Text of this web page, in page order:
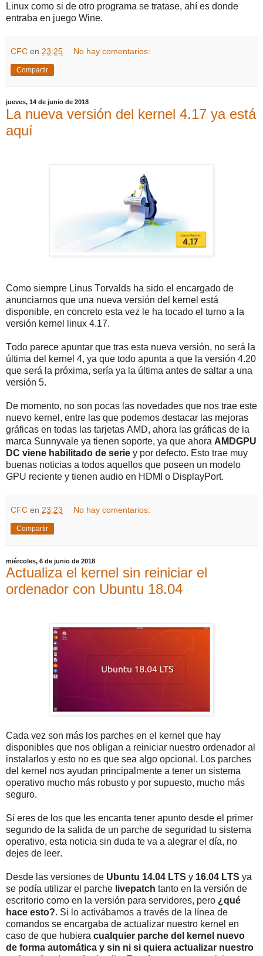
Linux como si de otro programa se tratase, ahí es donde
entraba en juego Wine.
CFC en 23:25 No hay comentarios:
Compartir
jueves, 14 de junio de 2018
La nueva versión del kernel 4.17 ya está
aquí
Como siempre Linus Torvalds ha sido el encargado de
anunciarnos que una nueva versión del kernel está
disponible, en concreto esta vez le ha tocado el turno a la
versión kernel linux 4.17.
Todo parece apuntar que tras esta nueva versión, no será la
última del kernel 4, ya que todo apunta a que la versión 4.20
que será la próxima, sería ya la última antes de saltar a una
versión 5.
De momento, no son pocas las novedades que nos trae este
nuevo kernel, entre las que podemos destacar las mejoras
gráficas en todas las tarjetas AMD, ahora las gráficas de la
marca Sunnyvale ya tienen soporte, ya que ahora AMDGPU
DC viene habilitado de serie y por defecto. Esto trae muy
buenas noticias a todos aquellos que poseen un modelo
GPU reciente y tienen audio en HDMI o DisplayPort.
CFC en 23:23 No hay comentarios:
Compartir
miércoles, 6 de junio de 2018
Actualiza el kernel sin reiniciar el
ordenador con Ubuntu 18.04
Cada vez son más los parches en el kernel que hay
disponibles que nos obligan a reiniciar nuestro ordenador al
instalarlos y esto no es que sea algo opcional. Los parches
del kernel nos ayudan principalmente a tener un sistema
operativo mucho más robusto y por supuesto, mucho más
seguro.
Si eres de los que les encanta tener apunto desde el primer
segundo de la salida de un parche de seguridad tu sistema
operativo, esta noticia sin duda te va a alegrar el día, no
dejes de leer.
Desde las versiones de Ubuntu 14.04 LTS y 16.04 LTS ya
se podía utilizar el parche livepatch tanto en la versión de
escritorio como en la versión para servidores, pero ¿qué
hace esto?. Si lo activábamos a través de la línea de
comandos se encargaba de actualizar nuestro kernel en
caso de que hubiera cualquier parche del kernel nuevo
de forma automática y sin ni si quiera actualizar nuestro